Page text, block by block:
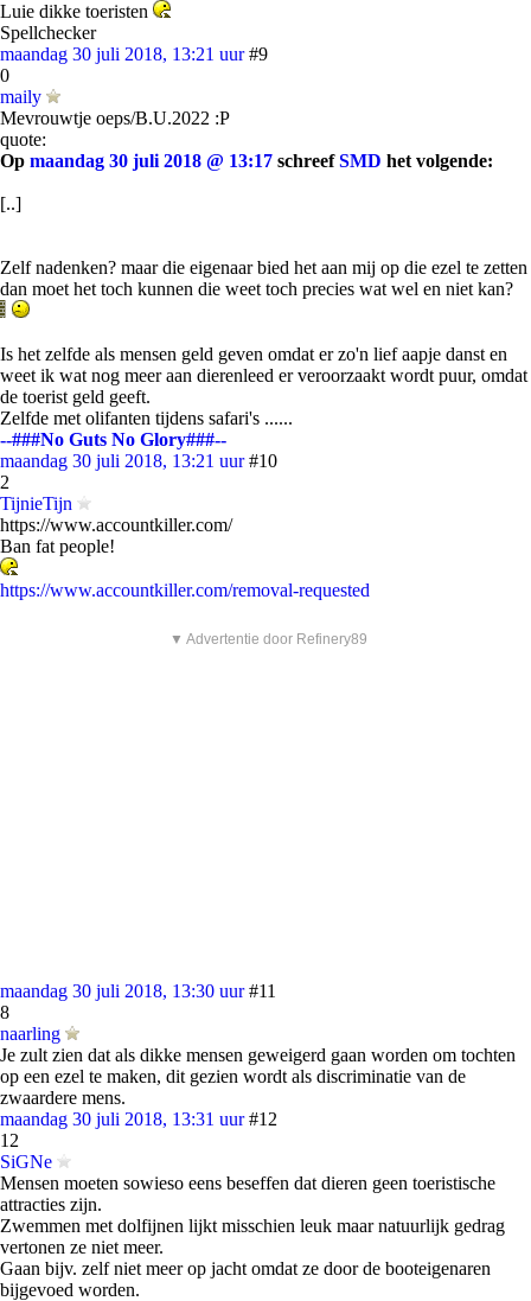
Luie dikke toeristen
Spellchecker
maandag 30 juli 2018, 13:21 uur #9
0
maily
Mevrouwtje oeps/B.U.2022 :P
quote:
Op maandag 30 juli 2018 @ 13:17 schreefSMD het volgende:
[..]
Zelf nadenken? maar die eigenaar bied het aan mij op die ezel te zetten
dan moet het toch kunnen die weet toch precies wat wel en niet kan?
Is het zelfde als mensen geld geven omdat er zo'n lief aapje danst en
weet ik wat nog meer aan dierenleed er veroorzaakt wordt puur, omdat
de toerist geld geeft.
Zelfde met olifanten tijdens safari's ......
--###No Guts No Glory###--
maandag 30 juli 2018, 13:21 uur #10
2
TijnieTijn
https://www.accountkiller.com/
Ban fat people!
https://www.accountkiller.com/removal-requested
▼ Advertentie door Refinery89
maandag 30 juli 2018, 13:30 uur #11
8
naarling
Je zult zien dat als dikke mensen geweigerd gaan worden om tochten
op een ezel te maken, dit gezien wordt als discriminatie van de
zwaardere mens.
maandag 30 juli 2018, 13:31 uur #12
12
SiGNe
Mensen moeten sowieso eens beseffen dat dieren geen toeristische
attracties zijn.
Zwemmen met dolfijnen lijkt misschien leuk maar natuurlijk gedrag
vertonen ze niet meer.
Gaan bijv. zelf niet meer op jacht omdat ze door de booteigenaren
bijgevoed worden.